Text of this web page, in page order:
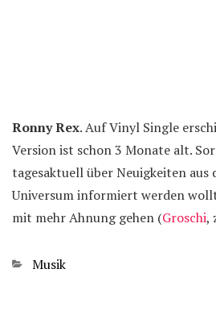
Ronny Rex. Auf Vinyl Single
Version ist schon 3 Monate alt.
tagesaktuell über Neuigkeiten aus
Universum informiert werden
mit mehr Ahnung gehen (Groschi,
Kategorien
Musik